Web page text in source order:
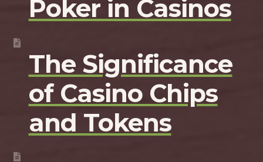
Poker in Casinos
The Significance
of Casino Chips
and Tokens